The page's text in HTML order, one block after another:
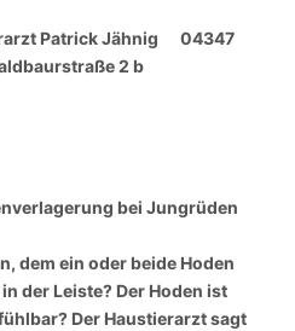
Patrick Jähnig 04347
2 b
bei Jungrüden
dem ein oder beide Hoden
der Leiste? Der Hoden ist
Der Haustierarzt sagt